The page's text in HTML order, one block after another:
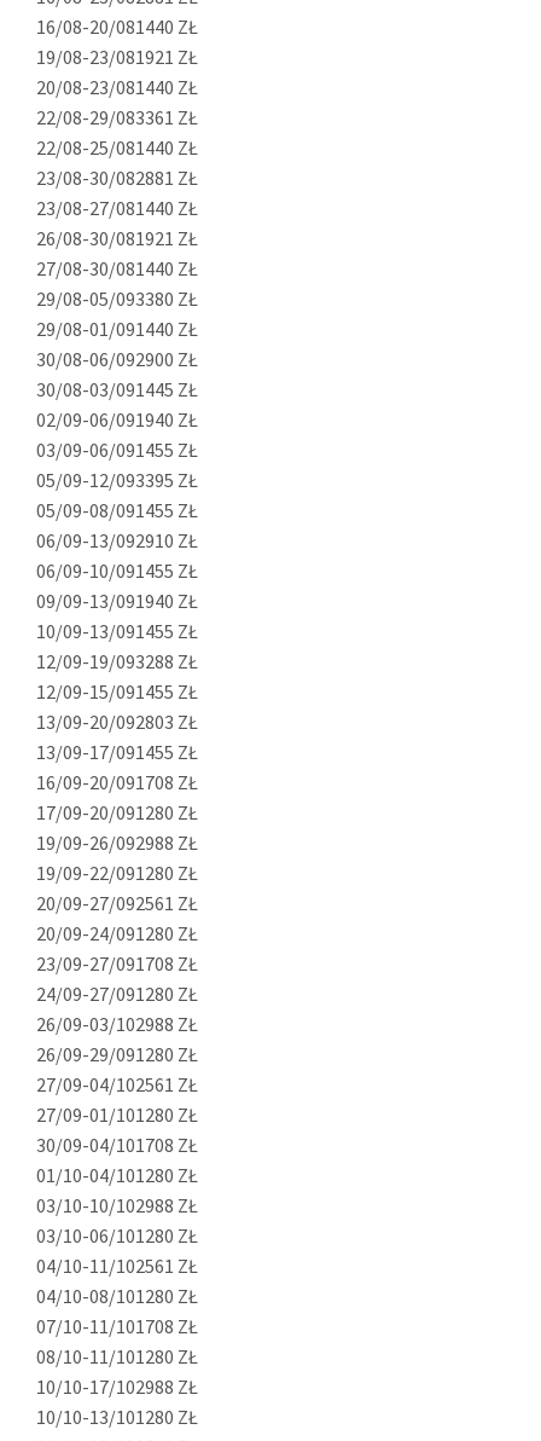
16/08-20/081440 ZŁ
19/08-23/081921 ZŁ
20/08-23/081440 ZŁ
22/08-29/083361 ZŁ
22/08-25/081440 ZŁ
23/08-30/082881 ZŁ
23/08-27/081440 ZŁ
26/08-30/081921 ZŁ
27/08-30/081440 ZŁ
29/08-05/093380 ZŁ
29/08-01/091440 ZŁ
30/08-06/092900 ZŁ
30/08-03/091445 ZŁ
02/09-06/091940 ZŁ
03/09-06/091455 ZŁ
05/09-12/093395 ZŁ
05/09-08/091455 ZŁ
06/09-13/092910 ZŁ
06/09-10/091455 ZŁ
09/09-13/091940 ZŁ
10/09-13/091455 ZŁ
12/09-19/093288 ZŁ
12/09-15/091455 ZŁ
13/09-20/092803 ZŁ
13/09-17/091455 ZŁ
16/09-20/091708 ZŁ
17/09-20/091280 ZŁ
19/09-26/092988 ZŁ
19/09-22/091280 ZŁ
20/09-27/092561 ZŁ
20/09-24/091280 ZŁ
23/09-27/091708 ZŁ
24/09-27/091280 ZŁ
26/09-03/102988 ZŁ
26/09-29/091280 ZŁ
27/09-04/102561 ZŁ
27/09-01/101280 ZŁ
30/09-04/101708 ZŁ
01/10-04/101280 ZŁ
03/10-10/102988 ZŁ
03/10-06/101280 ZŁ
04/10-11/102561 ZŁ
04/10-08/101280 ZŁ
07/10-11/101708 ZŁ
08/10-11/101280 ZŁ
10/10-17/102988 ZŁ
10/10-13/101280 ZŁ